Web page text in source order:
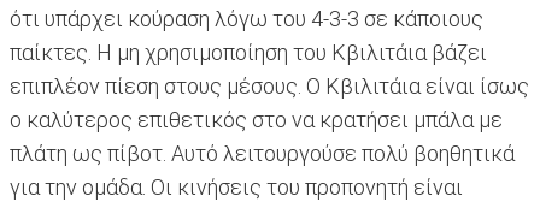
ότι υπάρχει κούραση λόγω του 4-3-3 σε κάποιους
παίκτες. Η μη χρησιμοποίηση του Κβιλιτάια βάζει
επιπλέον πίεση στους μέσους. Ο Κβιλιτάια είναι ίσως
ο καλύτερος επιθετικός στο να κρατήσει μπάλα με
πλάτη ως πίβοτ. Αυτό λειτουργούσε πολύ βοηθητικά
για την ομάδα. Οι κινήσεις του προπονητή είναι